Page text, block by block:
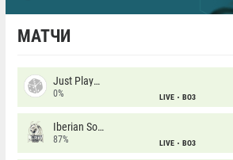
МАТЧИ
Just Players
0% LIVE BO3
Iberian Soul
87% LIVE BO3